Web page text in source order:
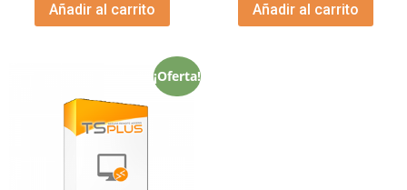
Añadir al carrito Añadir al carrito
¡Oferta!